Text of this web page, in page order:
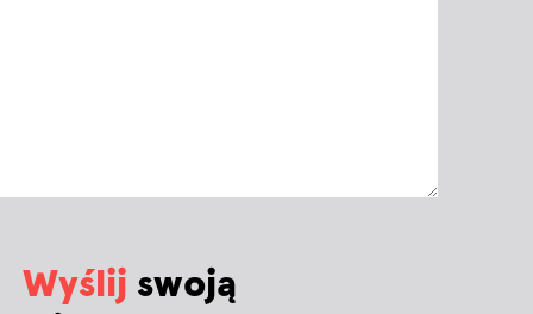
Wyślij swoją